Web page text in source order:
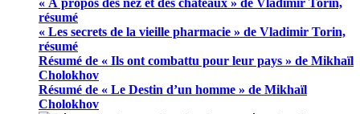
« À propos des nez et des châteaux » de Vladimir Torin,
résumé
« Les secrets de la vieille pharmacie » de Vladimir Torin,
résumé
Résumé de « Ils ont combattu pour leur pays » de Mikhaïl
Cholokhov
Résumé de « Le Destin d’un homme » de Mikhaïl
Cholokhov